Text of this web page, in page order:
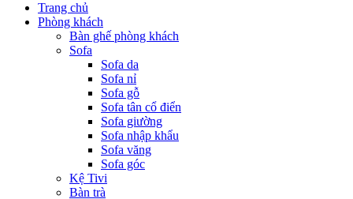
Trang chủ
Phòng khách
Bàn ghế phòng khách
Sofa
Sofa da
Sofa nỉ
Sofa gỗ
Sofa tân cổ điển
Sofa giường
Sofa nhập khẩu
Sofa văng
Sofa góc
Kệ Tivi
Bàn trà